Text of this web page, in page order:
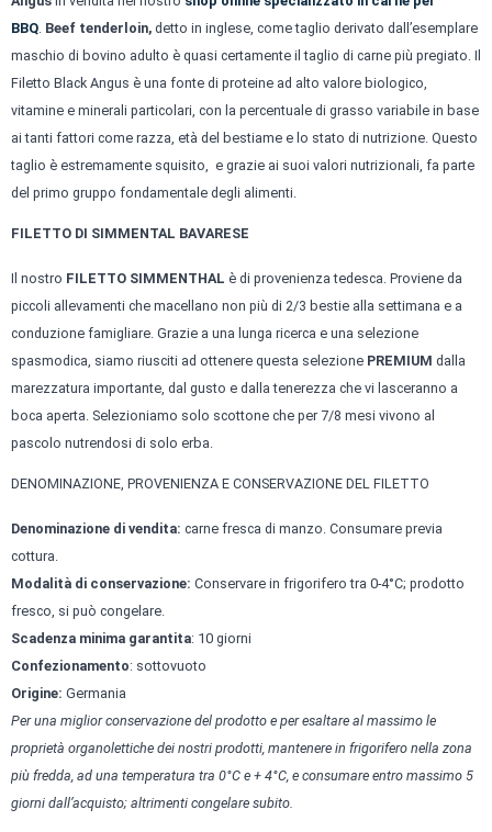
BBQ Beef tenderloin, detto in inglese, come taglio derivato dall’esemplare
maschio di bovino adulto è quasi certamente il taglio di carne più pregiato. Il
Filetto Black Angus è una fonte di proteine ad alto valore biologico,
vitamine e minerali particolari, con la percentuale di grasso variabile in base
ai tanti fattori come razza, età del bestiame e lo stato di nutrizione. Questo
taglio è estremamente squisito, e grazie ai suoi valori nutrizionali, fa parte
del primo gruppo fondamentale degli alimenti.
FILETTO DI SIMMENTAL BAVARESE
Il nostro FILETTO SIMMENTHAL è di provenienza tedesca. Proviene da
piccoli allevamenti che macellano non più di 2/3 bestie alla settimana e a
conduzione famigliare. Grazie a una lunga ricerca e una selezione
spasmodica, siamo riusciti ad ottenere questa selezione PREMIUM dalla
marezzatura importante, dal gusto e dalla tenerezza che vi lasceranno a
boca aperta. Selezioniamo solo scottone che per 7/8 mesi vivono al
pascolo nutrendosi di solo erba.
DENOMINAZIONE, PROVENIENZA E CONSERVAZIONE DEL FILETTO
Denominazione di vendita: carne fresca di manzo. Consumare previa
cottura.
Modalità di conservazione: Conservare in frigorifero tra 0-4°C; prodotto
fresco, si può congelare.
Scadenza minima garantita: 10 giorni
Confezionamento: sottovuoto
Origine: Germania
Per una miglior conservazione del prodotto e per esaltare al massimo le
proprietà organolettiche dei nostri prodotti, mantenere in frigorifero nella zona
più fredda, ad una temperatura tra 0°C e + 4°C, e consumare entro massimo 5
giorni dall’acquisto; altrimenti congelare subito.